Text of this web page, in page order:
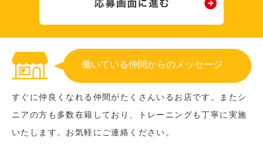
働いている仲間からのメッセージ
すぐに仲良くなれる仲間がたくさんいるお店です。またシ
ニアの方も多数在籍しており、トレーニングも丁寧に実施
いたします。お気軽にご連絡ください。